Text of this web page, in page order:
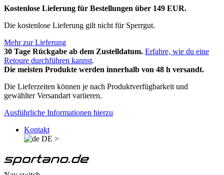
Kostenlose Lieferung für Bestellungen über 149 EUR.
Die kostenlose Lieferung gilt nicht für Sperrgut.
Mehr zur Lieferung
30 Tage Rückgabe ab dem Zustelldatum. Erfahre, wie du eine
Retoure durchführen kannst.
Die meisten Produkte werden innerhalb von 48 h versandt.
Die Lieferzeiten können je nach Produktverfügbarkeit und
gewählter Versandart variieren.
Ausführliche Informationen hierzu
Kontakt
DE >